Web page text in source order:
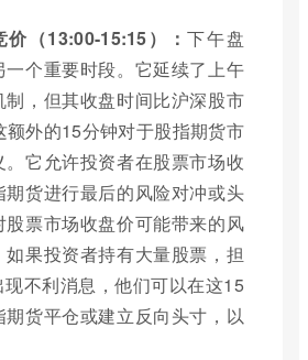
价（13:00-15:15）：下午盘
一个重要时段。它延续了上午
制，但其收盘时间比沪深股市
额外的15分钟对于股指期货市
它允许投资者在股票市场收
期货进行最后的风险对冲或头
票市场收盘价可能带来的风
果投资者持有大量股票，担
不利消息，他们可以在这15
货平仓或建立反向头寸，以